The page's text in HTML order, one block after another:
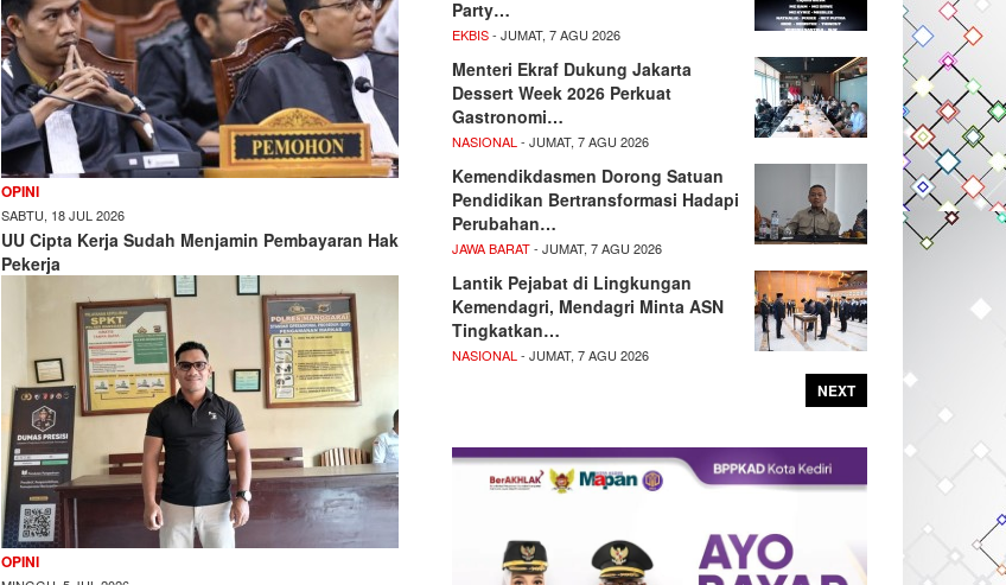
OPINI
SABTU, 18 JUL 2026
UU Cipta Kerja Sudah Menjamin Pembayaran Hak
Pekerja
OPINI
Party…
EKBIS- JUMAT, 7 AGU 2026
Menteri Ekraf Dukung Jakarta
Dessert Week 2026 Perkuat
Gastronomi…
NASIONAL - JUMAT, 7 AGU 2026
Kemendikdasmen Dorong Satuan
Pendidikan Bertransformasi Hadapi
Perubahan…
JAWA BARAT- JUMAT, 7 AGU 2026
Lantik Pejabat di Lingkungan
Kemendagri, Mendagri Minta ASN
Tingkatkan…
NASIONAL - JUMAT, 7 AGU 2026
NEXT